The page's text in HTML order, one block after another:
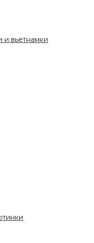
и вьетнамки